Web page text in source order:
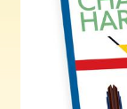
Aurinko
Auringon kirja-